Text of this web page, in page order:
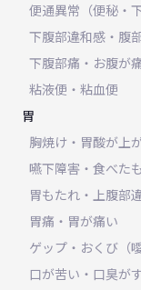
便通異常（便秘・下
下腹部違和感・腹
下腹部痛・お腹が
粘液便・粘血便
胃
胸焼け・胃酸が上
嚥下障害・食べた
胃もたれ・上腹部
胃痛・胃が痛い
ゲップ・おくび（噯
口が苦い・口臭が